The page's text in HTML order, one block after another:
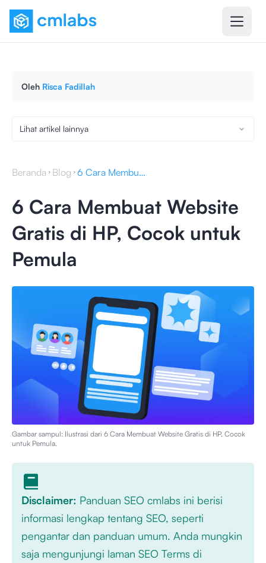
Oleh Risca Fadillah
Lihat artikel lainnya
Beranda Blog 6 Cara Membuat Website Gratis di HP, Cocok untuk Pemula
6 Cara Membuat Website
Gratis di HP, Cocok untuk
Pemula
Gambar sampul: Ilustrasi dari 6 Cara Membuat Website Gratis di HP, Cocok
untuk Pemula.
Disclaimer: Panduan SEO cmlabs ini berisi
informasi lengkap tentang SEO, seperti
pengantar dan panduan umum. Anda mungkin
saja mengunjungi laman SEO Terms di